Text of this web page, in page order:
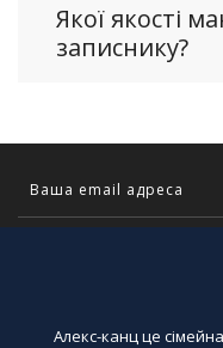
Якої якості
записнику?
Алекс-канц це